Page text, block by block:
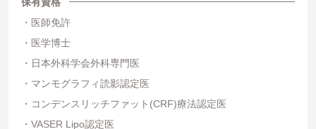
医師免許
医学博士
日本外科学会外科専門医
マンモグラフィ読影認定医
コンデンスリッチファット(CRF)療法認定医
VASER Lipo認定医